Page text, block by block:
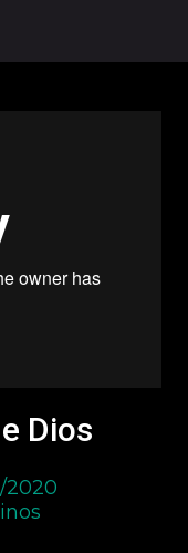
Dios
2020